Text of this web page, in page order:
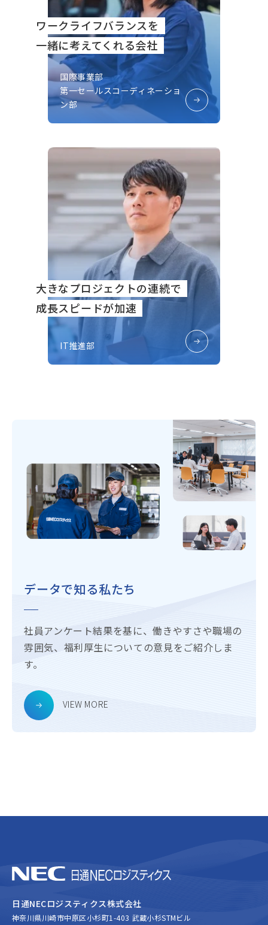
ワークライフバランスを
一緒に考えてくれる会社
国際事業部
第一セールスコーディネーショ
ン部
大きなプロジェクトの連続で
成長スピードが加速
IT推進部
データで知る私たち
社員アンケート結果を基に、働きやすさや職場の
雰囲気、福利厚生についての意見をご紹介しま
す。
VIEW MORE
日通NECロジスティクス株式会社
神奈川県川崎市中原区小杉町1-403 武蔵小杉STMビル